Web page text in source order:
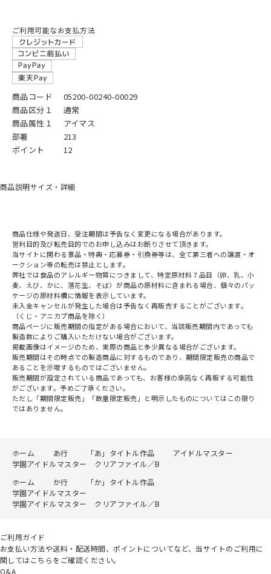
ご利用可能なお支払方法
商品コード
05200-00240-00029
商品区分１
通常
商品属性１
アイマス
部署
213
ポイント
12
商品説明サイズ・詳細
商品仕様や発送日、受注期間は予告なく変更になる場合があります。
営利目的及び転売目的でのお申し込みはお断りさせて頂きます。
当サイトに関わる景品・特典・応募券・引換券等は、全て第三者への譲渡・オ
ークション等の転売は禁止とします。
弊社では食品のアレルギー物質につきまして、特定原材料７品目（卵、乳、小
麦、えび、かに、落花生、そば）が商品の原材料に含まれる場合、個々のパッ
ケージの原材料欄に情報を表示しています。
未入金キャンセルが発生した場合は予告なく再販売することがございます。
（くじ・アニカプ商品を除く）
商品ページに販売期間の指定がある場合において、当該販売期間内であっても
製造数によりご購入いただけない場合がございます。
掲載画像はイメージのため、実際の商品と多少異なる場合がございます。
販売期間はその時点での製造商品に対するものであり、期間限定販売の商品で
あることを示唆するものではございません。
販売期間が設定されている商品であっても、お客様の承諾なく再販する可能性
がございます。予めご了承ください。
ただし「期間限定販売」「数量限定販売」と明示したものについてはこの限り
ではありません。
ホーム あ行 「あ」タイトル作品
アイドルマスター
学園アイドルマスター クリアファイル／B
ホーム
か行
「か」タイトル作品
学園アイドルマスター
学園アイドルマスター クリアファイル／B
ご利用ガイド
お支払い方法や送料・配送時間、ポイントについてなど、当サイトのご利用に
関してはこちらをご確認ください。
Q&A